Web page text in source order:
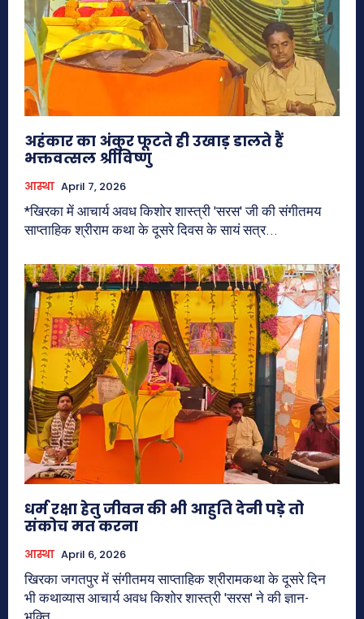
अहंकार का अंकुर फूटते ही उखाड़ डालते हैं
भक्तवत्सल श्रीविष्णु
आस्था April 7, 2026
*खिरका में आचार्य अवध किशोर शास्त्री 'सरस' जी की संगीतमय
साप्ताहिक श्रीराम कथा के दूसरे दिवस के सायं सत्र...
धर्म रक्षा हेतु जीवन की भी आहुति देनी पड़े तो
संकोच मत करना
आस्था April 6, 2026
खिरका जगतपुर में संगीतमय साप्ताहिक श्रीरामकथा के दूसरे दिन
भी कथाव्यास आचार्य अवध किशोर शास्त्री 'सरस' ने की ज्ञान-